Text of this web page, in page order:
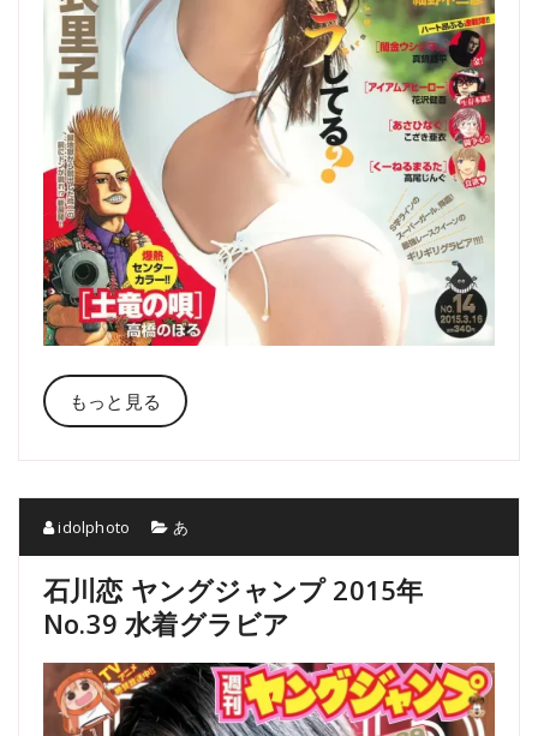
もっと見る
idolphoto あ
石川恋 ヤングジャンプ 2015年
No.39 水着グラビア